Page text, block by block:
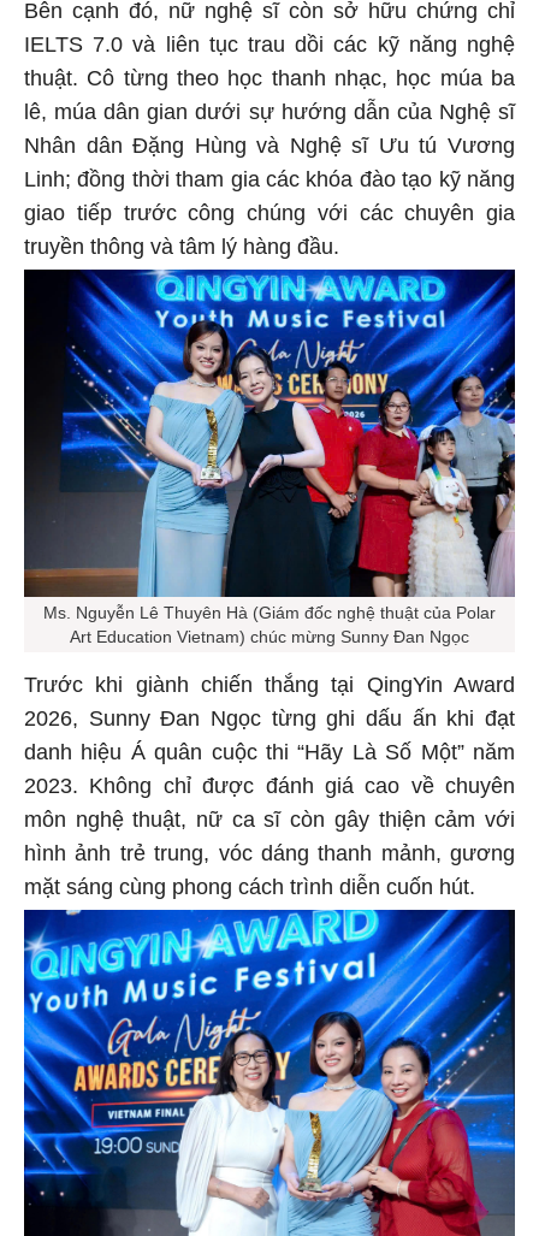
Bên cạnh đó, nữ nghệ sĩ còn sở hữu chứng chỉ
IELTS 7.0 và liên tục trau dồi các kỹ năng nghệ
thuật. Cô từng theo học thanh nhạc, học múa ba
lê, múa dân gian dưới sự hướng dẫn của Nghệ sĩ
Nhân dân Đặng Hùng và Nghệ sĩ Ưu tú Vương
Linh; đồng thời tham gia các khóa đào tạo kỹ năng
giao tiếp trước công chúng với các chuyên gia
truyền thông và tâm lý hàng đầu.
Ms. Nguyễn Lê Thuyên Hà (Giám đốc nghệ thuật của Polar
Art Education Vietnam) chúc mừng Sunny Đan Ngọc
Trước khi giành chiến thắng tại QingYin Award
2026, Sunny Đan Ngọc từng ghi dấu ấn khi đạt
danh hiệu Á quân cuộc thi “Hãy Là Số Một” năm
2023. Không chỉ được đánh giá cao về chuyên
môn nghệ thuật, nữ ca sĩ còn gây thiện cảm với
hình ảnh trẻ trung, vóc dáng thanh mảnh, gương
mặt sáng cùng phong cách trình diễn cuốn hút.